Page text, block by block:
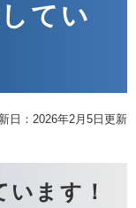
てい
日：2026年2月5日更新
ます！